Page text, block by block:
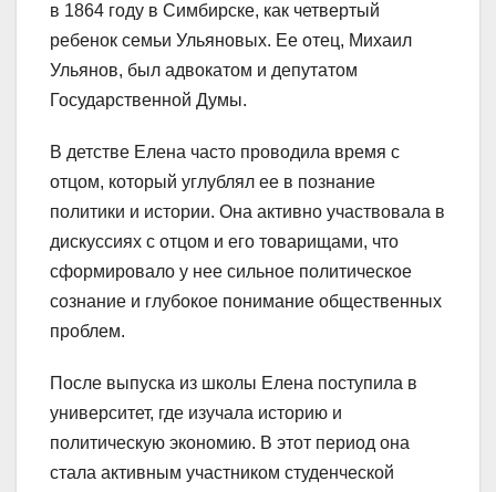
в 1864 году в Симбирске, как четвертый
ребенок семьи Ульяновых. Ее отец, Михаил
Ульянов, был адвокатом и депутатом
Государственной Думы.
В детстве Елена часто проводила время с
отцом, который углублял ее в познание
политики и истории. Она активно участвовала в
дискуссиях с отцом и его товарищами, что
сформировало у нее сильное политическое
сознание и глубокое понимание общественных
проблем.
После выпуска из школы Елена поступила в
университет, где изучала историю и
политическую экономию. В этот период она
стала активным участником студенческой